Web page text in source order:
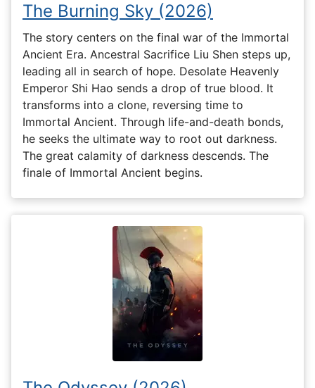
The Burning Sky (2026)
The story centers on the final war of the Immortal
Ancient Era. Ancestral Sacrifice Liu Shen steps up,
leading all in search of hope. Desolate Heavenly
Emperor Shi Hao sends a drop of true blood. It
transforms into a clone, reversing time to
Immortal Ancient. Through life-and-death bonds,
he seeks the ultimate way to root out darkness.
The great calamity of darkness descends. The
finale of Immortal Ancient begins.